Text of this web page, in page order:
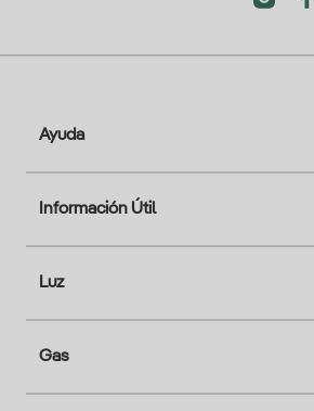
Ayuda
Información Útil
Luz
Gas